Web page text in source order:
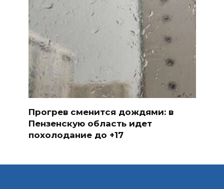
Прогрев сменится дождями: в
Пензенскую область идет
похолодание до +17